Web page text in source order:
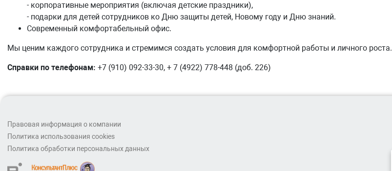
- корпоративные мероприятия (включая детские праздники),
- подарки для детей сотрудников ко Дню защиты детей, Новому году и Дню знаний.
Современный комфортабельный офис.
Мы ценим каждого сотрудника и стремимся создать условия для комфортной работы и личного роста.
Справки по телефонам: +7 (910) 092-33-30, + 7 (4922) 778-448 (доб. 226)
Правовая информация о компании
Политика использования cookies
Политика обработки персональных данных